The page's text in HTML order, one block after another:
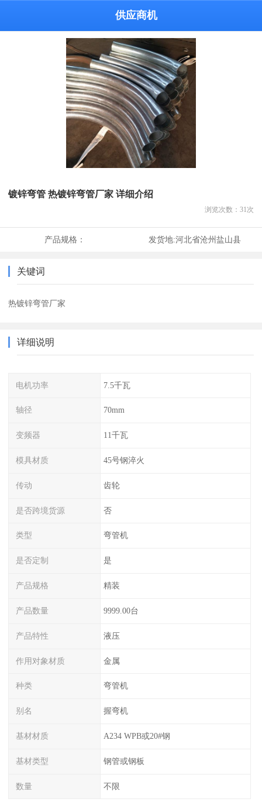
供应商机
镀锌弯管 热镀锌弯管厂家 详细介绍
浏览次数： 31 次
产品规格： 发货地:河北省沧州盐山县
关键词
热镀锌弯管厂家
详细说明
电机功率 7.5千瓦
轴径 70mm
变频器 11千瓦
模具材质 45号钢淬火
传动 齿轮
是否跨境货源 否
类型 弯管机
是否定制 是
产品规格 精装
产品数量 9999.00台
产品特性 液压
作用对象材质 金属
种类 弯管机
别名 握弯机
基材材质 A234 WPB或20#钢
基材类型 钢管或钢板
数量 不限